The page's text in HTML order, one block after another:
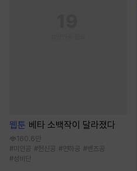
웹툰 베타 소백작이 달라졌다
160.6만
#미인공 #헌신공 #연하공 #벤츠공
#성비단